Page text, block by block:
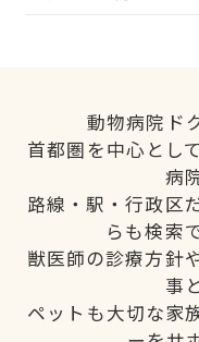
動物病院ド
首都圏を中心とし
病
路線・駅・行政区
らも検索
獣医師の診療方針
事
ペットも大切な家